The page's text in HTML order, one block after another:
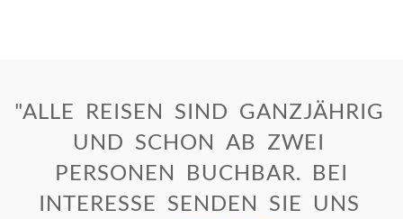
"ALLE REISEN SIND GANZJÄHRIG
UND SCHON AB ZWEI
PERSONEN BUCHBAR. BEI
INTERESSE SENDEN SIE UNS